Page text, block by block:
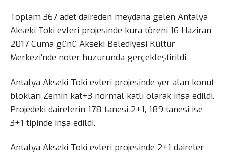
Toplam 367 adet daireden meydana gelen Antalya
Akseki Toki evleri projesinde kura töreni 16 Haziran
2017 Cuma günü Akseki Belediyesi Kültür
Merkezi’nde noter huzurunda gerçekleştirildi.
Antalya Akseki Toki evleri projesinde yer alan konut
blokları Zemin kat+3 normal katlı olarak inşa edildi.
Projedeki dairelerin 178 tanesi 2+1, 189 tanesi ise
3+1 tipinde inşa edildi.
Antalya Akseki Toki evleri projesinde 2+1 daireler